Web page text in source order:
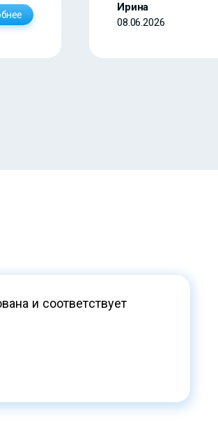
Ирина
08.06.2026
и соответствует